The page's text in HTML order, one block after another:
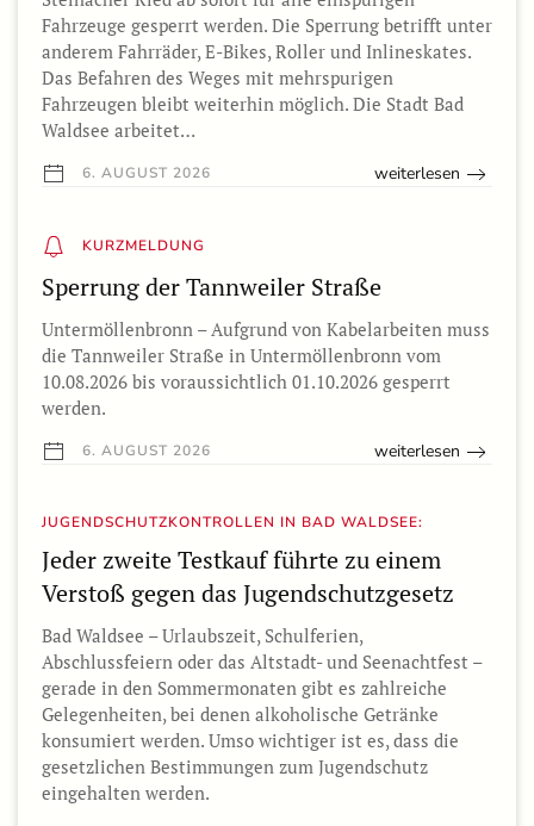
Fahrzeuge gesperrt werden. Die Sperrung betrifft unter
anderem Fahrräder, E-Bikes, Roller und Inlineskates.
Das Befahren des Weges mit mehrspurigen
Fahrzeugen bleibt weiterhin möglich. Die Stadt Bad
Waldsee arbeitet…
6. AUGUST 2026 weiterlesen
KURZMELDUNG
Sperrung der Tannweiler Straße
Untermöllenbronn – Aufgrund von Kabelarbeiten muss
die Tannweiler Straße in Untermöllenbronn vom
10.08.2026 bis voraussichtlich 01.10.2026 gesperrt
werden.
6. AUGUST 2026 weiterlesen
JUGENDSCHUTZKONTROLLEN IN BAD WALDSEE:
Jeder zweite Testkauf führte zu einem
Verstoß gegen das Jugendschutzgesetz
Bad Waldsee – Urlaubszeit, Schulferien,
Abschlussfeiern oder das Altstadt- und Seenachtfest –
gerade in den Sommermonaten gibt es zahlreiche
Gelegenheiten, bei denen alkoholische Getränke
konsumiert werden. Umso wichtiger ist es, dass die
gesetzlichen Bestimmungen zum Jugendschutz
eingehalten werden.